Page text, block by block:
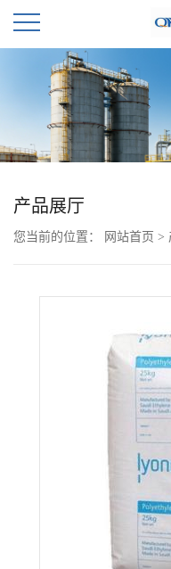
首
页
公
产品展厅
您当前的位置： 网站首页 >